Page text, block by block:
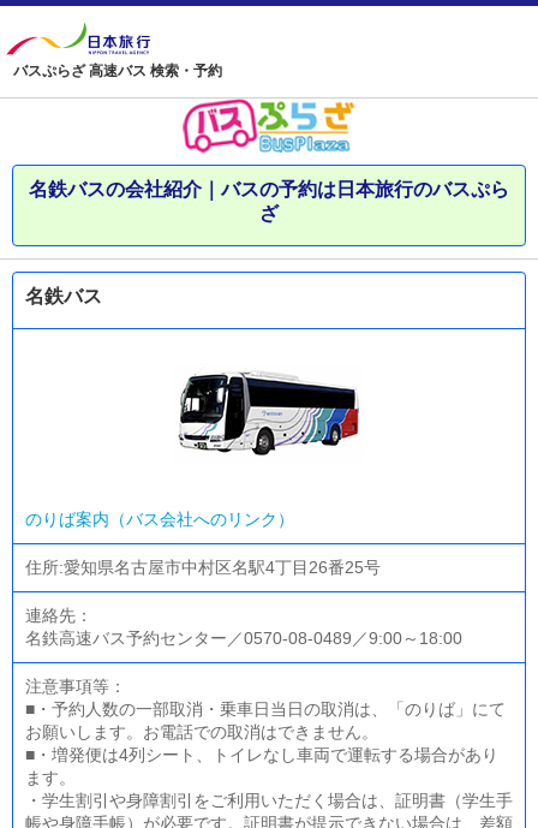
バスぷらざ 高速バス 検索・予約
名鉄バスの会社紹介｜バスの予約は日本旅行のバスぷら
ざ
名鉄バス
のりば案内（バス会社へのリンク）
住所:愛知県名古屋市中村区名駅4丁目26番25号
連絡先：
名鉄高速バス予約センター／0570-08-0489／9:00～18:00
注意事項等：
■・予約人数の一部取消・乗車日当日の取消は、「のりば」にて
お願いします。お電話での取消はできません。
■・増発便は4列シート、トイレなし車両で運転する場合があり
ます。
・学生割引や身障割引をご利用いただく場合は、証明書（学生手
帳や身障手帳）が必要です。証明書が提示できない場合は、差額